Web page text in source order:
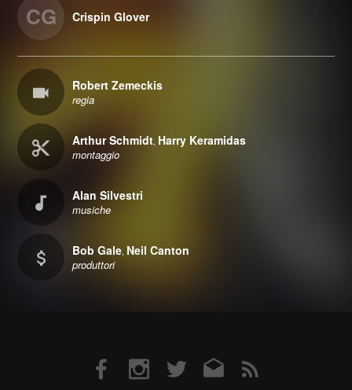
CG Crispin Glover
Robert Zemeckis
regia
Arthur Schmidt, Harry Keramidas
montaggio
Alan Silvestri
musiche
Bob Gale, Neil Canton
produttori